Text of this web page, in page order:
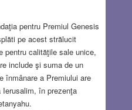
pentru Premiul Genesis
pe acest strălucit
pentru calităţile sale unice,
include şi suma de un
înmânare a Premiului are
în prezenţa